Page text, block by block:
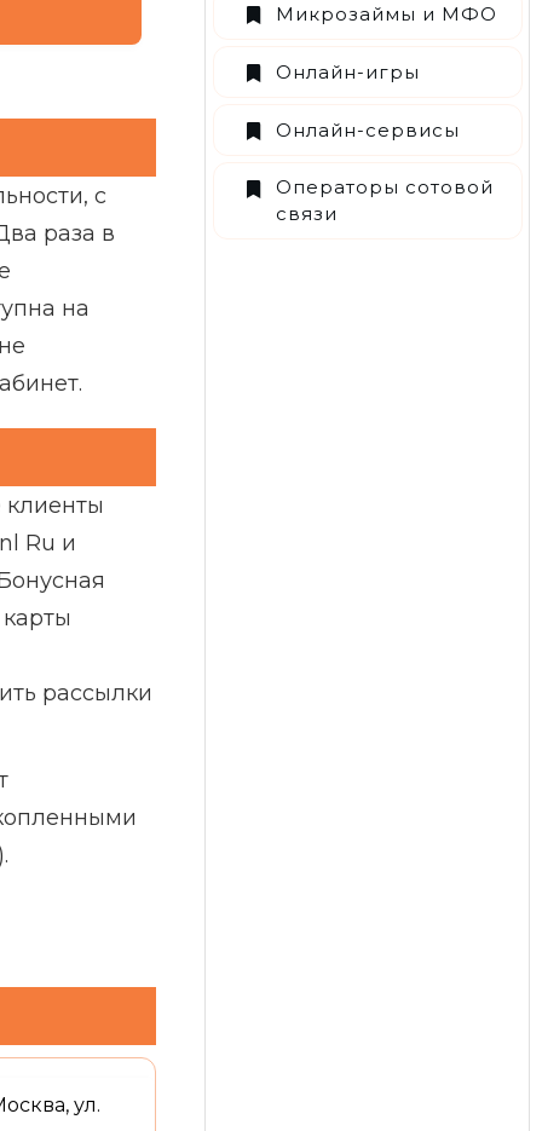
с
раза в
на
клиенты
Ru и
рассылки
ул.
Микрозаймы и МФО
Онлайн-игры
Онлайн-сервисы
Операторы сотовой
связи